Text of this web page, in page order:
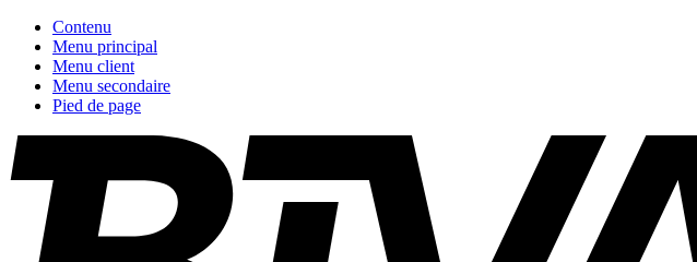
Contenu
Menu principal
Menu client
Menu secondaire
Pied de page